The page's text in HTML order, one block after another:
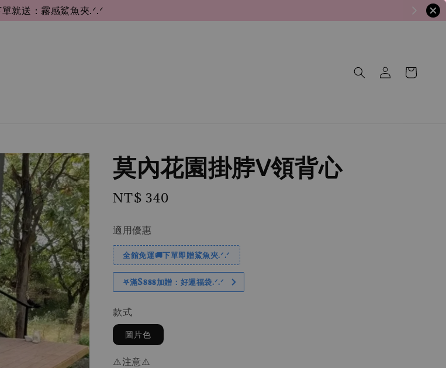
單就送：霧感鯊魚夾.ᐟ.ᐟ
莫內花園掛脖V領背心
Regular
NT$ 340
適用優惠
全館免運🚚下單即贈鯊魚夾.ᐟ.ᐟ
𖤐滿$𝟖𝟖𝟖加贈：好運福袋.ᐟ‪.ᐟ
款式
圖片色
⚠️注意⚠️